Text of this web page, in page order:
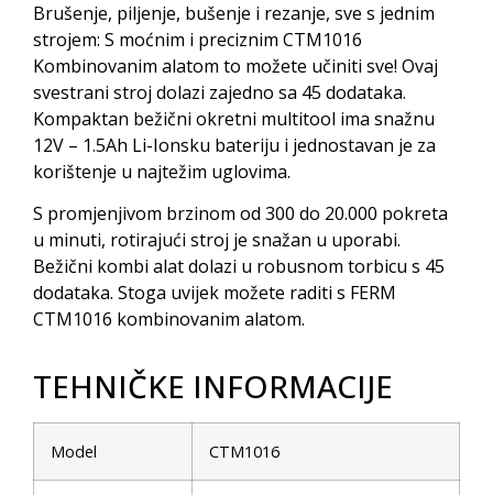
Brušenje, piljenje, bušenje i rezanje, sve s jednim
strojem: S moćnim i preciznim CTM1016
Kombinovanim alatom to možete učiniti sve! Ovaj
svestrani stroj dolazi zajedno sa 45 dodataka.
Kompaktan bežični okretni multitool ima snažnu
12V – 1.5Ah Li-Ionsku bateriju i jednostavan je za
korištenje u najtežim uglovima.
S promjenjivom brzinom od 300 do 20.000 pokreta
u minuti, rotirajući stroj je snažan u uporabi.
Bežični kombi alat dolazi u robusnom torbicu s 45
dodataka. Stoga uvijek možete raditi s FERM
CTM1016 kombinovanim alatom.
TEHNIČKE INFORMACIJE
Model CTM1016